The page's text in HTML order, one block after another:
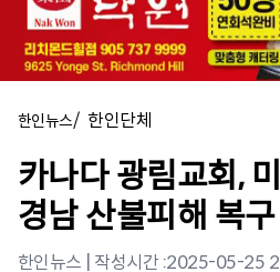
한인뉴스/ 한인단체
카나다 광림교회,
경남 산불피해 복
한인뉴스 | 작성시간 :2025-05-25